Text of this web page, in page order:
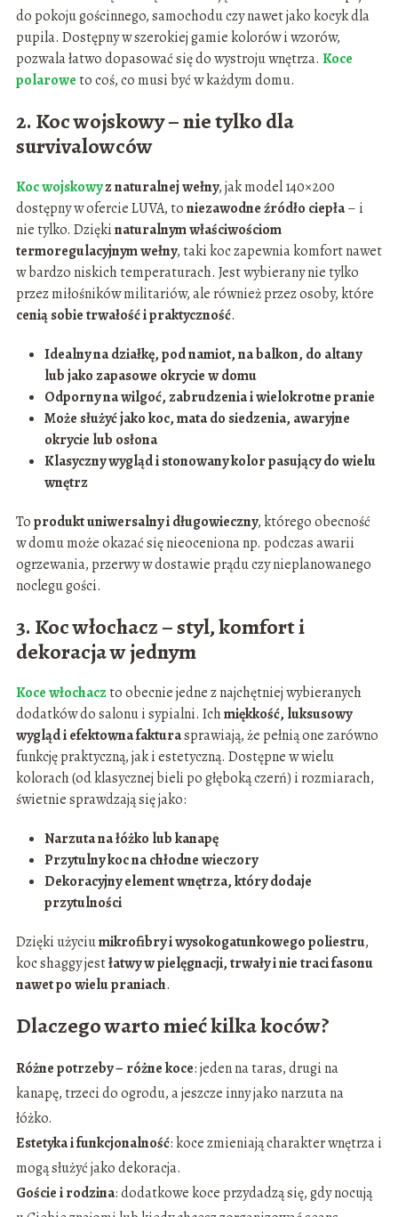
do pokoju gościnnego, samochodu czy nawet jako kocyk dla
pupila. Dostępny w szerokiej gamie kolorów i wzorów,
pozwala łatwo dopasować się do wystroju wnętrza. Koce
polaroweto coś, co musi być w każdym domu.
2. Koc wojskowy – nie tylko dla
survivalowców
Koc wojskowyz naturalnej wełny, jak model 140×200
dostępny w ofercie LUVA, toniezawodne źródło ciepła– i
nie tylko. Dziękinaturalnym właściwościom
termoregulacyjnym wełny, taki koc zapewnia komfort nawet
w bardzo niskich temperaturach. Jest wybierany nie tylko
przez miłośników militariów, ale również przez osoby, które
cenią sobie trwałość i praktyczność.
Idealny na działkę, pod namiot, na balkon, do altany
lub jako zapasowe okrycie w domu
Odporny na wilgoć, zabrudzenia i wielokrotne pranie
Może służyć jako koc, mata do siedzenia, awaryjne
okrycie lub osłona
Klasyczny wygląd i stonowany kolor pasujący do wielu
wnętrz
Toprodukt uniwersalny i długowieczny, którego obecność
w domu może okazać się nieoceniona np. podczas awarii
ogrzewania, przerwy w dostawie prądu czy nieplanowanego
noclegu gości.
3. Koc włochacz – styl, komfort i
dekoracja w jednym
Koce włochaczto obecnie jedne z najchętniej wybieranych
dodatków do salonu i sypialni. Ichmiękkość, luksusowy
wygląd i efektowna fakturasprawiają, że pełnią one zarówno
funkcję praktyczną, jak i estetyczną. Dostępne w wielu
kolorach (od klasycznej bieli po głęboką czerń) i rozmiarach,
świetnie sprawdzają się jako:
Narzuta na łóżko lub kanapę
Przytulny koc na chłodne wieczory
Dekoracyjny element wnętrza, który dodaje
przytulności
Dzięki użyciumikrofibry i wysokogatunkowego poliestru,
koc shaggy jestłatwy w pielęgnacji, trwały i nie traci fasonu
nawet po wielu praniach.
Dlaczego warto mieć kilka koców?
Różne potrzeby – różne koce: jeden na taras, drugi na
kanapę, trzeci do ogrodu, a jeszcze inny jako narzuta na
łóżko.
Estetyka i funkcjonalność: koce zmieniają charakter wnętrza i
mogą służyć jako dekoracja.
Goście i rodzina: dodatkowe koce przydadzą się, gdy nocują